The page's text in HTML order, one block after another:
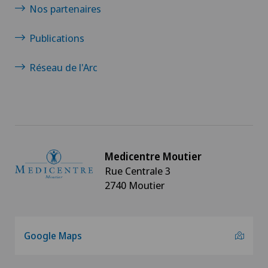
Nos partenaires
Publications
Réseau de l'Arc
Medicentre Moutier
Rue Centrale 3
2740 Moutier
Google Maps